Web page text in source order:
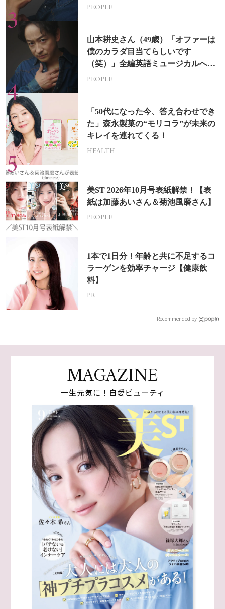
PEOPLE
山本耕史さん（49歳）「オファーは
僕のカラダ目当てらしいです
（笑）」全編英語ミュージカルへの
挑戦
PEOPLE
「50代になった今、答え合わせでき
た」森永製菓の“モリコラ”が未来の
キレイを連れてくる！
HEALTH
美ST 2026年10月号表紙解禁！【表
紙は加藤あいさん＆菊池風磨さん】
PEOPLE
1本で1日分！年齢と共に不足するコ
ラーゲンを効率チャージ【健康飲
料】
PR
Recommended by
MAGAZINE
一生元気に！自愛ビューティ